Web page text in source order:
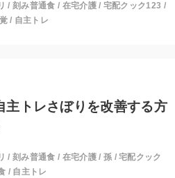
/刻み普通食 / 在宅介護/ 宅配クック123 /
/ 自主トレ
主トレさぼりを改善する方
/刻み普通食 / 在宅介護/ 孫 /宅配クック
/ 自主トレ